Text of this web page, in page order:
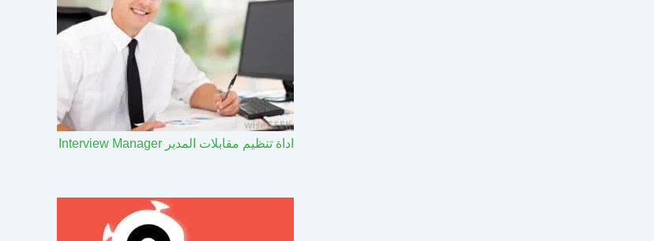
اداة تنظيم مقابلات المدير Interview Manager